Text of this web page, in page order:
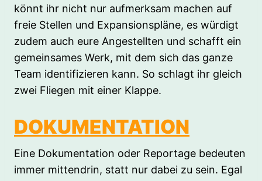
könnt ihr nicht nur aufmerksam machen auf
freie Stellen und Expansionspläne, es würdigt
zudem auch eure Angestellten und schafft ein
gemeinsames Werk, mit dem sich das ganze
Team identifizieren kann. So schlagt ihr gleich
zwei Fliegen mit einer Klappe.
DOKUMENTATION
Eine Dokumentation oder Reportage bedeuten
immer mittendrin, statt nur dabei zu sein. Egal